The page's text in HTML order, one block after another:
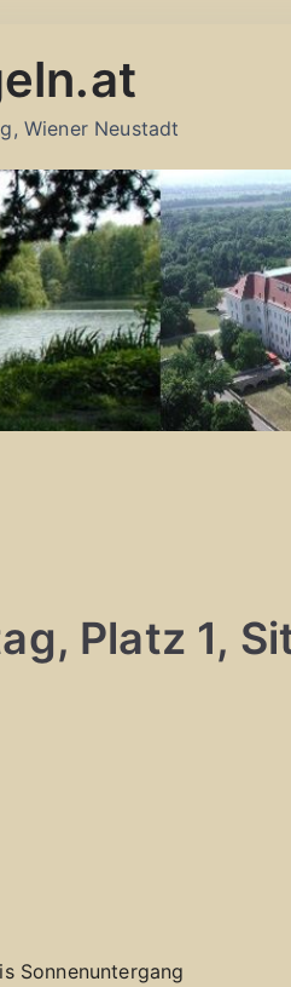
Wiener Neustadt
Platz 1,
Sonnenuntergang